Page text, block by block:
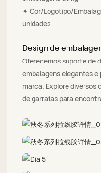
✦ Cor/Logotipo/
unidades
Design de
Oferecemos suporte de
embalagens elegantes
marca. Explore diversos
de garrafas para